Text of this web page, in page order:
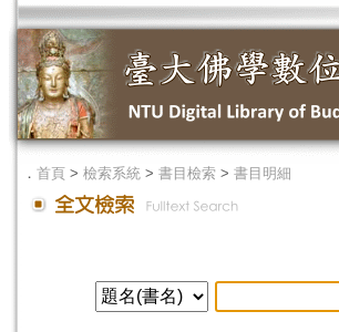
． 首頁 > 檢索系統 > 書目檢索 > 書目明細